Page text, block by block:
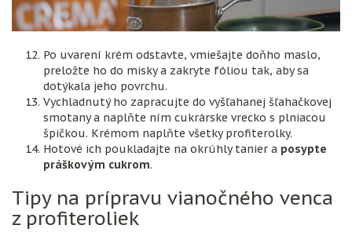
Po uvarení krém odstavte, vmiešajte doňho maslo,
preložte ho do misky a zakryte fóliou tak, aby sa
dotýkala jeho povrchu.
Vychladnutý ho zapracujte do vyšľahanej šľahačkovej
smotany a naplňte ním cukrárske vrecko s plniacou
špičkou. Krémom naplňte všetky profiterolky.
Hotové ich poukladajte na okrúhly tanier a posypte
práškovým cukrom.
Tipy na prípravu vianočného venca
z profiteroliek